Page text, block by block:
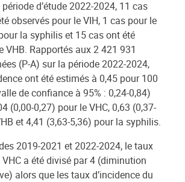
d’étude 2022-2024, 11 cas
observés pour le VIH, 1 cas pour le
la syphilis et 15 cas ont été
VHB. Rapportés aux 2 421 931
(P-A) sur la période 2022-2024,
ont été estimés à 0,45 pour 100
de confiance à 95% : 0,24-0,84)
(0,00-0,27) pour le VHC, 0,63 (0,37-
et 4,41 (3,63-5,36) pour la syphilis.
2019-2021 et 2022-2024, le taux
VHC a été divisé par 4 (diminution
alors que les taux d’incidence du